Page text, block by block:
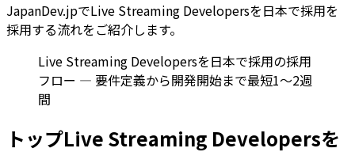
JapanDev.jpでLive Streaming Developersを日本で採用を
採用する流れをご紹介します。
Live Streaming Developersを日本で採用の採用
フロー — 要件定義から開発開始まで最短1〜2週
間
トップLive Streaming Developersを